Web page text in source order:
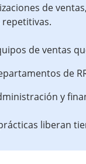
de
de ventas
de
y
liberan